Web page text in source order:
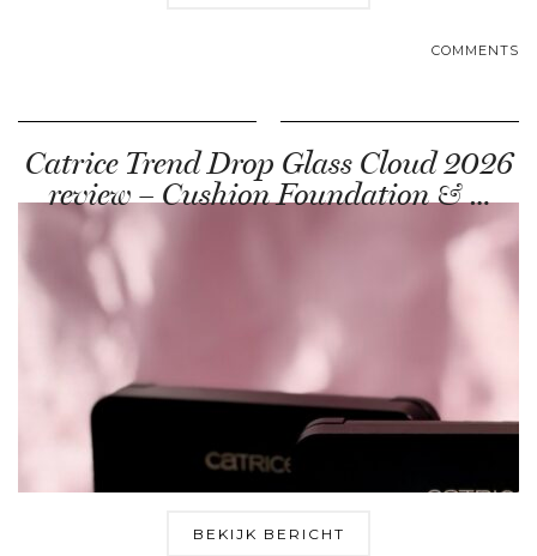
COMMENTS
Catrice Trend Drop Glass Cloud 2026
review – Cushion Foundation & …
BEKIJK BERICHT